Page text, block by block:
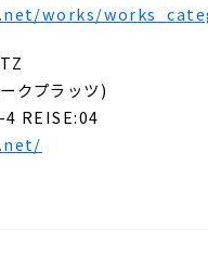
works/
クプラッツ)
4 REISE:04